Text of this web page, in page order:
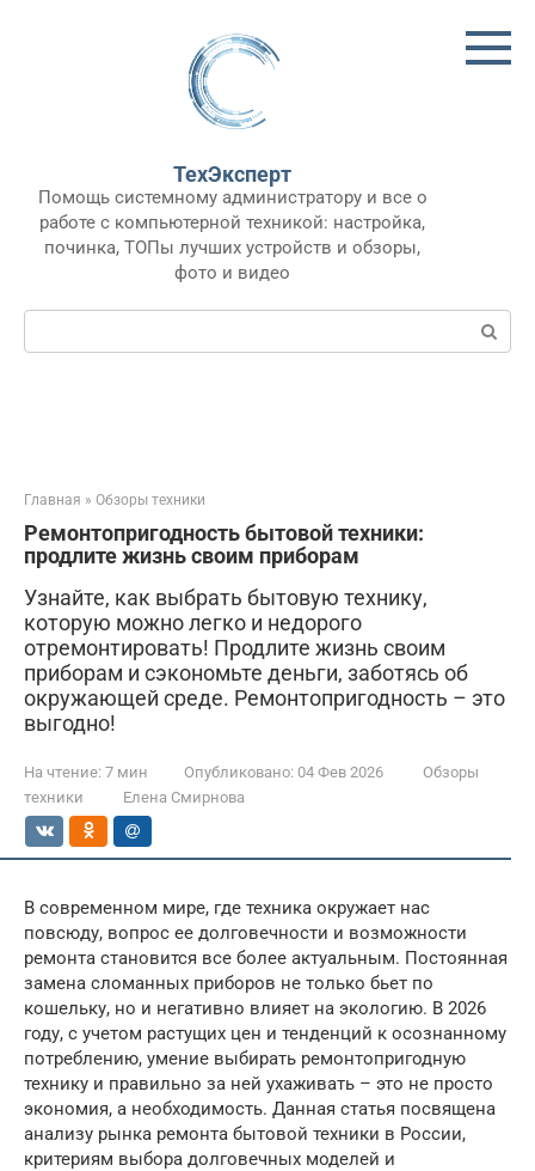
ТехЭксперт
Помощь системному администратору и все о
работе с компьютерной техникой: настройка,
починка, ТОПы лучших устройств и обзоры,
фото и видео
Поиск:
Главная » Обзоры техники
Ремонтопригодность бытовой техники:
продлите жизнь своим приборам
Узнайте, как выбрать бытовую технику,
которую можно легко и недорого
отремонтировать! Продлите жизнь своим
приборам и сэкономьте деньги, заботясь об
окружающей среде. Ремонтопригодность – это
выгодно!
На чтение: 7 мин Опубликовано: 04 Фев 2026
Обзоры
техники
Елена Смирнова
В современном мире, где техника окружает нас
повсюду, вопрос ее долговечности и возможности
ремонта становится все более актуальным. Постоянная
замена сломанных приборов не только бьет по
кошельку, но и негативно влияет на экологию. В 2026
году, с учетом растущих цен и тенденций к осознанному
потреблению, умение выбирать ремонтопригодную
технику и правильно за ней ухаживать – это не просто
экономия, а необходимость. Данная статья посвящена
анализу рынка ремонта бытовой техники в России,
критериям выбора долговечных моделей и